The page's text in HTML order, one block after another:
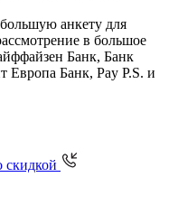
анкету для
в большое
Банк, Банк
Банк, Pay P.S. и
скидкой